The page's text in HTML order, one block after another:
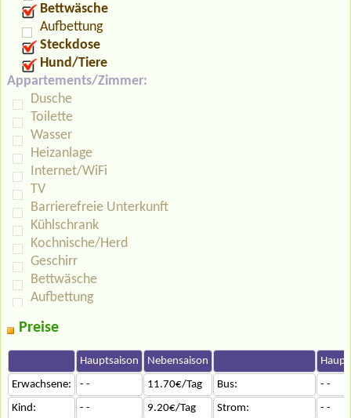
Bettwäsche
Aufbettung
Steckdose
Hund/Tiere
Appartements/Zimmer:
Dusche
Toilette
Wasser
Heizanlage
Internet/WiFi
TV
Barrierefreie Unterkunft
Kühlschrank
Kochnische/Herd
Geschirr
Bettwäsche
Aufbettung
Preise
Hauptsaison Nebensaison
Erwachsene:
- - 11.70€/Tag Bus:
- -
Kind:
- - 9.20€/Tag Strom:
- -